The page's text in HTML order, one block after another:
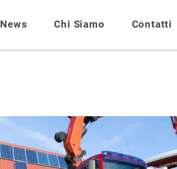
News Chi Siamo Contatti